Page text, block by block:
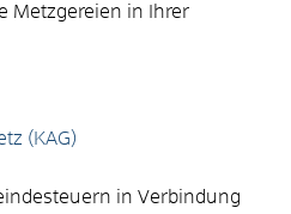
Metzgereien in Ihrer
(KAG)
in Verbindung